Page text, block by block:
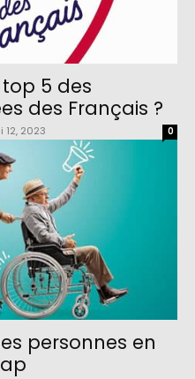
5 des
des Français ?
12, 2023 0
personnes en